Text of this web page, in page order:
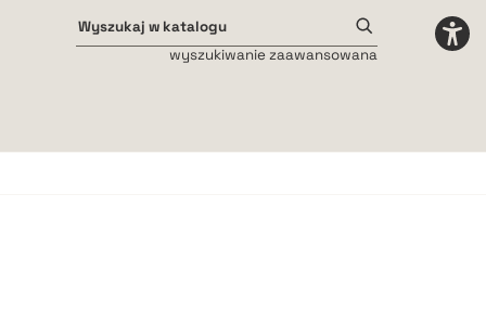
wyszukiwanie zaawansowana